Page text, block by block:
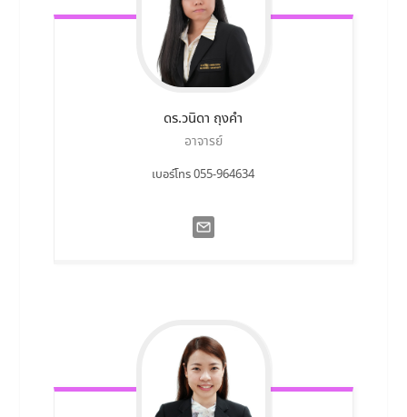
ดร.วนิดา ถุงคำ
อาจารย์
เบอร์โทร 055-964634